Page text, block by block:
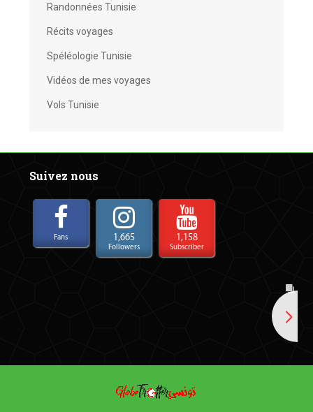
Randonnées Tunisie
Récits voyages
Spéléologie Tunisie
Vidéos de mes voyages
Vols Tunisie
Suivez nous
Fans 1,665
Followers
1,158
Subscriber